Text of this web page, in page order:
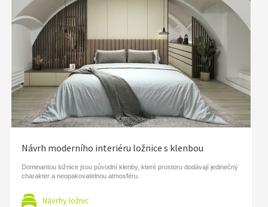
Návrh moderního interiéru ložnice s klenbou
Dominantou ložnice jsou původní klenby, které prostoru dodávají jedinečný
charakter a neopakovatelnou atmosféru.
Návrhy ložnic